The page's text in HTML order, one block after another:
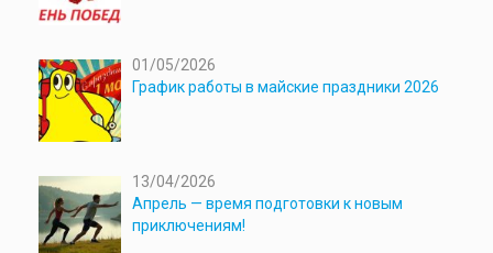
01/05/2026
График работы в майские праздники 2026
13/04/2026
Апрель — время подготовки к новым
приключениям!